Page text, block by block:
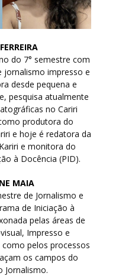
do 7° semestre com
jornalismo impresso e
desde pequena e
pesquisa atualmente
no Cariri
produtora do
e hoje é redatora da
e monitora do
à Docência (PID).
MAIA
de Jornalismo e
de Iniciação à
pelas áreas de
Impresso e
pelos processos
os campos do
Jornalismo.